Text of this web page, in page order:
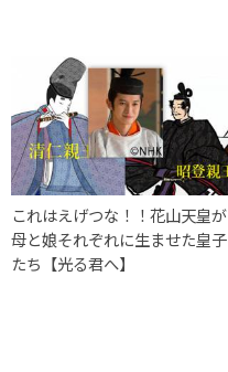
これはえげつな！！花山天皇が
母と娘それぞれに生ませた皇子
たち【光る君へ】